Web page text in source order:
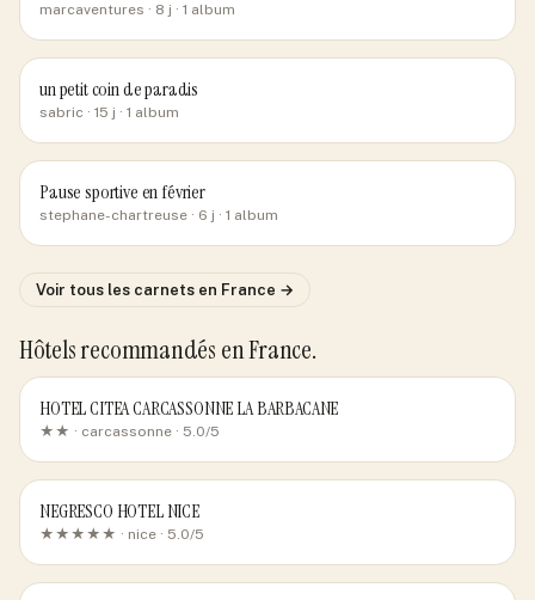
marcaventures · 8 j · 1 album
un petit coin de paradis
sabric · 15 j · 1 album
Pause sportive en février
stephane-chartreuse · 6 j · 1 album
Voir tous les carnets en France →
Hôtels recommandés en France.
HOTEL CITEA CARCASSONNE LA BARBACANE
★★ · carcassonne · 5.0/5
NEGRESCO HOTEL NICE
★★★★★ · nice · 5.0/5